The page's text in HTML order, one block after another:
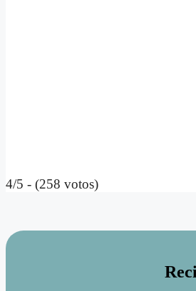
4/5 - (258 votos)